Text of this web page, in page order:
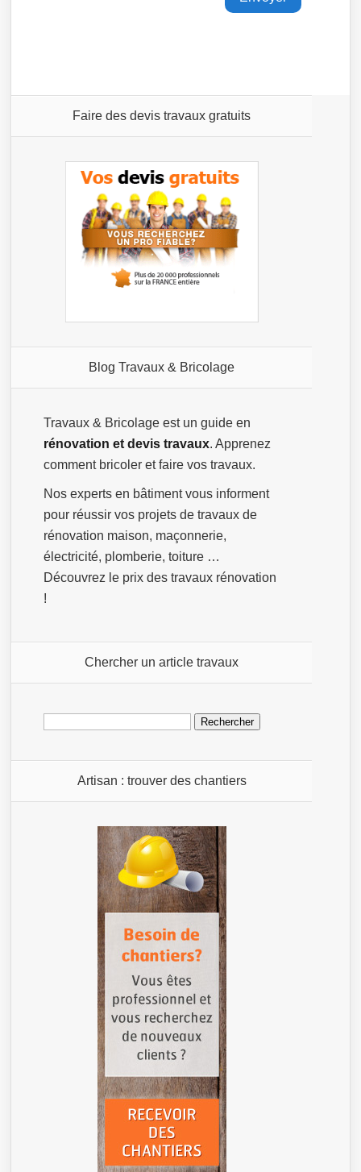
Faire des devis travaux gratuits
Blog Travaux & Bricolage
Travaux & Bricolage est un guide en
rénovation et devis travaux. Apprenez
comment bricoler et faire vos travaux.
Nos experts en bâtiment vous informent
pour réussir vos projets de travaux de
rénovation maison, maçonnerie,
électricité, plomberie, toiture …
Découvrez le prix des travaux rénovation
!
Chercher un article travaux
Rechercher :
Artisan : trouver des chantiers